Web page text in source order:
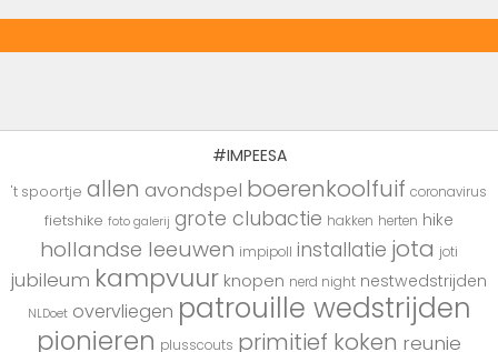
#IMPEESA
't spoortje allen avondspel boerenkoolfuif coronavirus
fietshike foto galerij grote clubactie hakken herten hike
hollandse leeuwen impipoll installatie jota joti
jubileum kampvuur knopen nerd night nestwedstrijden
NLDoet overvliegen patrouille wedstrijden
pionieren plusscouts primitief koken reunie